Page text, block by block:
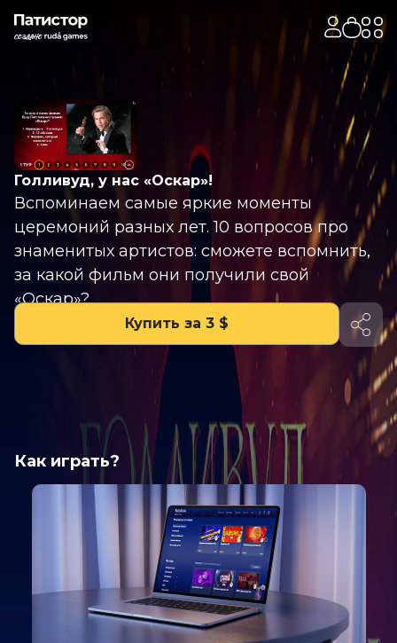
Голливуд, у нас «Оскар»!
Вспоминаем самые яркие моменты
церемоний разных лет. 10 вопросов про
знаменитых артистов: сможете вспомнить,
за какой фильм они получили свой
«Оскар»?
Купить за 3 $
Как играть?